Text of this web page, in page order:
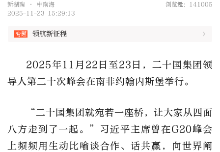
新湖南 • 中南海
浏览量：141005
2025-11-23 15:29:13
领航新征程
2025年11月22日至23日，二十国集团领
导人第二十次峰会在南非约翰内斯堡举行。
“二十国集团就宛若一座桥，让大家从四面
八方走到了一起。”习近平主席曾在G20峰会
上频频用生动比喻谈合作、话共赢，向世界阐